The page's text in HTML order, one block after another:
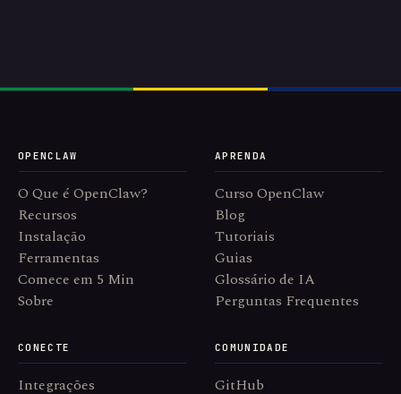
OPENCLAW
O Que é OpenClaw?
Recursos
Instalação
Ferramentas
Comece em 5 Min
Sobre
APRENDA
Curso OpenClaw
Blog
Tutoriais
Guias
Glossário de IA
Perguntas Frequentes
CONECTE
Integrações
COMUNIDADE
GitHub